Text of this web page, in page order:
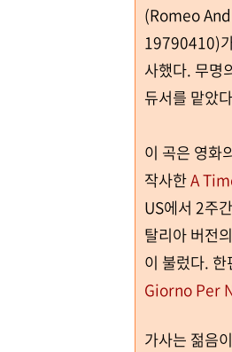
(Romeo
19790410)
사했다. 무명
듀서를 맡았다
이 곡은 영화
작사한A
US에서 2주간
탈리아 버전의
이 불렀다. 한
Giorno Per
가사는 젊음